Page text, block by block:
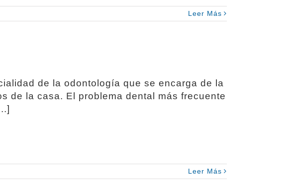
Leer Más
de la odontología que se encarga de la
de la casa. El problema dental más frecuente
Leer Más